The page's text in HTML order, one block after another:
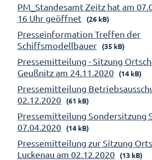
PM_Standesamt Zeitz hat am
16 Uhr geöffnet
(26 kB)
Presseinformation Treffen der
Schiffsmodellbauer
(35 kB)
Pressemitteilung - Sitzung
Geußnitz am 24.11.2020
(14 kB)
Pressemitteilung
02.12.2020
(61 kB)
Pressemitteilung Sondersitzung
07.04.2020
(14 kB)
Pressemitteilung zur Sitzung
Luckenau am 02.12.2020
(13 kB)